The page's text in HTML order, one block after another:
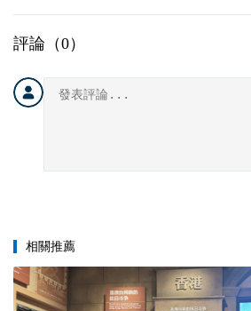
評論（0）
相關推薦